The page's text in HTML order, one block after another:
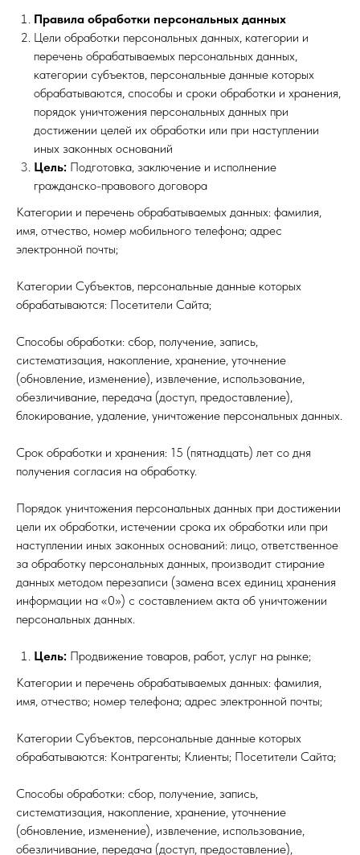
Правила обработки персональных данных
Цели обработки персональных данных, категории и
перечень обрабатываемых персональных данных,
категории субъектов, персональные данные которых
обрабатываются, способы и сроки обработки и хранения,
порядок уничтожения персональных данных при
достижении целей их обработки или при наступлении
иных законных оснований
Цель: Подготовка, заключение и исполнение
гражданско-правового договора
Категории и перечень обрабатываемых данных: фамилия,
имя, отчество, номер мобильного телефона; адрес
электронной почты;
Категории Субъектов, персональные данные которых
обрабатываются: Посетители Сайта;
Способы обработки: сбор, получение, запись,
систематизация, накопление, хранение, уточнение
(обновление, изменение), извлечение, использование,
обезличивание, передача (доступ, предоставление),
блокирование, удаление, уничтожение персональных данных.
Срок обработки и хранения: 15 (пятнадцать) лет со дня
получения согласия на обработку.
Порядок уничтожения персональных данных при достижении
цели их обработки, истечении срока их обработки или при
наступлении иных законных оснований: лицо, ответственное
за обработку персональных данных, производит стирание
данных методом перезаписи (замена всех единиц хранения
информации на «0») с составлением акта об уничтожении
персональных данных.
Цель: Продвижение товаров, работ, услуг на рынке;
Категории и перечень обрабатываемых данных: фамилия,
имя, отчество; номер телефона; адрес электронной почты;
Категории Субъектов, персональные данные которых
обрабатываются: Контрагенты; Клиенты; Посетители Сайта;
Способы обработки: сбор, получение, запись,
систематизация, накопление, хранение, уточнение
(обновление, изменение), извлечение, использование,
обезличивание, передача (доступ, предоставление),